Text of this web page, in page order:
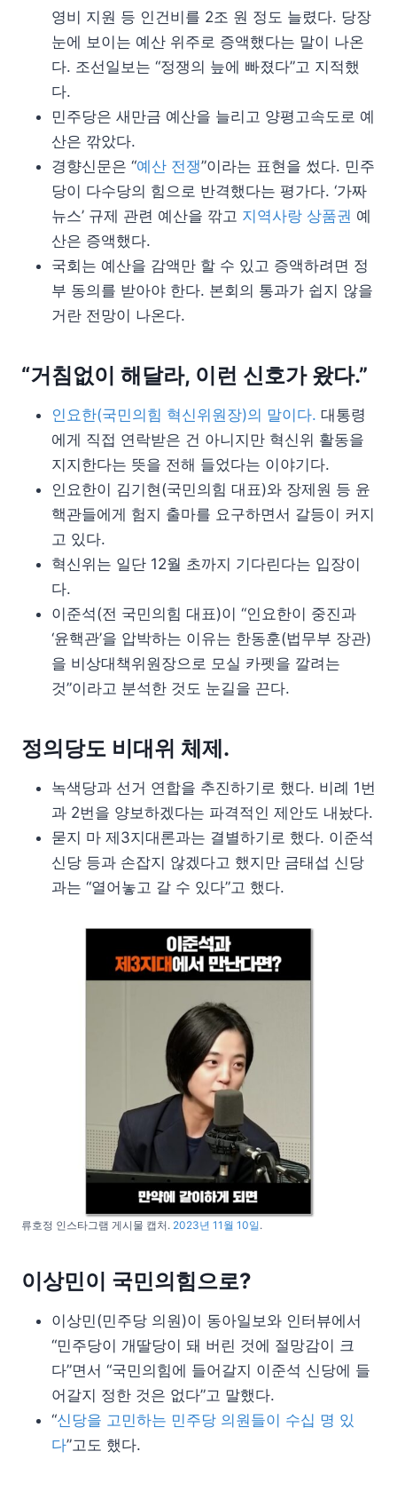
영비 지원 등 인건비를 2조 원 정도 늘렸다. 당장
눈에 보이는 예산 위주로 증액했다는 말이 나온
다. 조선일보는 “정쟁의 늪에 빠졌다”고 지적했
다.
민주당은 새만금 예산을 늘리고 양평고속도로 예
산은 깎았다.
경향신문은 “예산 전쟁”이라는 표현을 썼다. 민주
당이 다수당의 힘으로 반격했다는 평가다. ‘가짜
뉴스’ 규제 관련 예산을 깎고 지역사랑 상품권 예
산은 증액했다.
국회는 예산을 감액만 할 수 있고 증액하려면 정
부 동의를 받아야 한다. 본회의 통과가 쉽지 않을
거란 전망이 나온다.
“거침없이 해달라, 이런 신호가 왔다.”
인요한(국민의힘 혁신위원장)의 말이다. 대통령
에게 직접 연락받은 건 아니지만 혁신위 활동을
지지한다는 뜻을 전해 들었다는 이야기다.
인요한이 김기현(국민의힘 대표)와 장제원 등 윤
핵관들에게 험지 출마를 요구하면서 갈등이 커지
고 있다.
혁신위는 일단 12월 초까지 기다린다는 입장이
다.
이준석(전 국민의힘 대표)이 “인요한이 중진과
‘윤핵관’을 압박하는 이유는 한동훈(법무부 장관)
을 비상대책위원장으로 모실 카펫을 깔려는
것”이라고 분석한 것도 눈길을 끈다.
정의당도 비대위 체제.
녹색당과 선거 연합을 추진하기로 했다. 비례 1번
과 2번을 양보하겠다는 파격적인 제안도 내놨다.
묻지 마 제3지대론과는 결별하기로 했다. 이준석
신당 등과 손잡지 않겠다고 했지만 금태섭 신당
과는 “열어놓고 갈 수 있다”고 했다.
류호정 인스타그램 게시물 캡처. 2023년 11월 10일.
이상민이 국민의힘으로?
이상민(민주당 의원)이 동아일보와 인터뷰에서
“민주당이 개딸당이 돼 버린 것에 절망감이 크
다”면서 “국민의힘에 들어갈지 이준석 신당에 들
어갈지 정한 것은 없다”고 말했다.
“신당을 고민하는 민주당 의원들이 수십 명 있
다”고도 했다.